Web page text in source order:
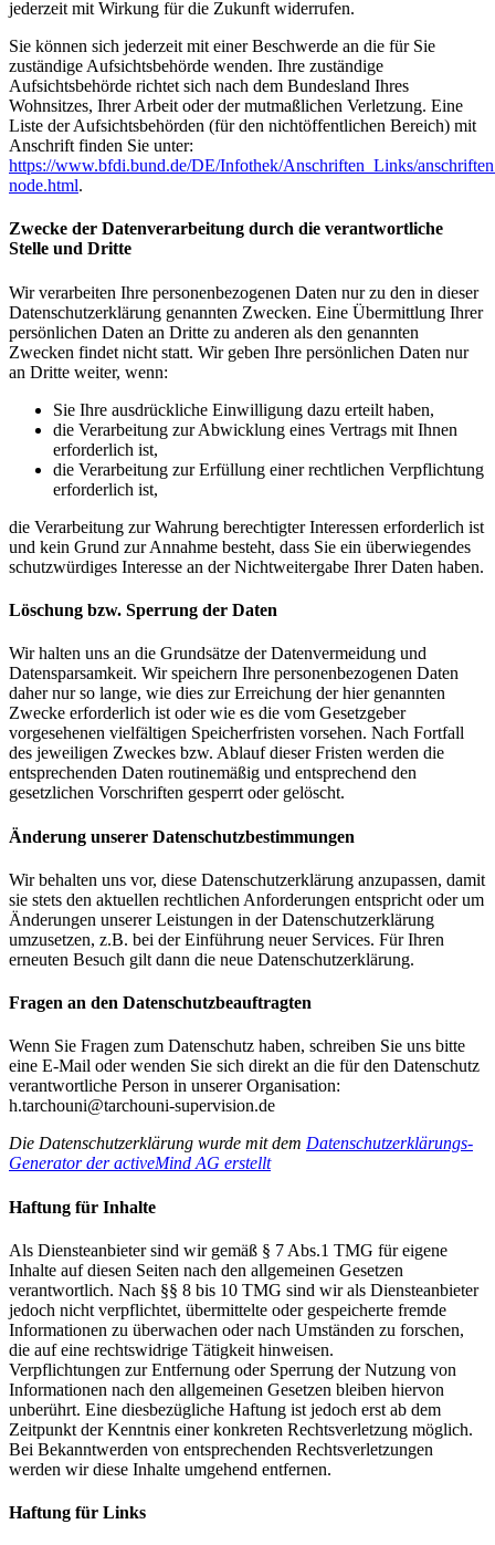
jederzeit mit Wirkung für die Zukunft widerrufen.
Sie können sich jederzeit mit einer Beschwerde an die für Sie
zuständige Aufsichtsbehörde wenden. Ihre zuständige
Aufsichtsbehörde richtet sich nach dem Bundesland Ihres
Wohnsitzes, Ihrer Arbeit oder der mutmaßlichen Verletzung. Eine
Liste der Aufsichtsbehörden (für den nichtöffentlichen Bereich) mit
Anschrift finden Sie unter:
https://www.bfdi.bund.de/DE/Infothek/Anschriften_Links/
node.html.
Zwecke der Datenverarbeitung durch die verantwortliche
Stelle und Dritte
Wir verarbeiten Ihre personenbezogenen Daten nur zu den in dieser
Datenschutzerklärung genannten Zwecken. Eine Übermittlung Ihrer
persönlichen Daten an Dritte zu anderen als den genannten
Zwecken findet nicht statt. Wir geben Ihre persönlichen Daten nur
an Dritte weiter, wenn:
Sie Ihre ausdrückliche Einwilligung dazu erteilt haben,
die Verarbeitung zur Abwicklung eines Vertrags mit Ihnen
erforderlich ist,
die Verarbeitung zur Erfüllung einer rechtlichen Verpflichtung
erforderlich ist,
die Verarbeitung zur Wahrung berechtigter Interessen erforderlich ist
und kein Grund zur Annahme besteht, dass Sie ein überwiegendes
schutzwürdiges Interesse an der Nichtweitergabe Ihrer Daten haben.
Löschung bzw. Sperrung der Daten
Wir halten uns an die Grundsätze der Datenvermeidung und
Datensparsamkeit. Wir speichern Ihre personenbezogenen Daten
daher nur so lange, wie dies zur Erreichung der hier genannten
Zwecke erforderlich ist oder wie es die vom Gesetzgeber
vorgesehenen vielfältigen Speicherfristen vorsehen. Nach Fortfall
des jeweiligen Zweckes bzw. Ablauf dieser Fristen werden die
entsprechenden Daten routinemäßig und entsprechend den
gesetzlichen Vorschriften gesperrt oder gelöscht.
Änderung unserer Datenschutzbestimmungen
Wir behalten uns vor, diese Datenschutzerklärung anzupassen, damit
sie stets den aktuellen rechtlichen Anforderungen entspricht oder um
Änderungen unserer Leistungen in der Datenschutzerklärung
umzusetzen, z.B. bei der Einführung neuer Services. Für Ihren
erneuten Besuch gilt dann die neue Datenschutzerklärung.
Fragen an den Datenschutzbeauftragten
Wenn Sie Fragen zum Datenschutz haben, schreiben Sie uns bitte
eine E-Mail oder wenden Sie sich direkt an die für den Datenschutz
verantwortliche Person in unserer Organisation:
h.tarchouni@tarchouni-supervision.de
Die Datenschutzerklärung wurde mit dem Datenschutzerklärungs-
Generator der activeMind AG erstellt
Haftung für Inhalte
Als Diensteanbieter sind wir gemäß § 7 Abs.1 TMG für eigene
Inhalte auf diesen Seiten nach den allgemeinen Gesetzen
verantwortlich. Nach §§ 8 bis 10 TMG sind wir als Diensteanbieter
jedoch nicht verpflichtet, übermittelte oder gespeicherte fremde
Informationen zu überwachen oder nach Umständen zu forschen,
die auf eine rechtswidrige Tätigkeit hinweisen.
Verpflichtungen zur Entfernung oder Sperrung der Nutzung von
Informationen nach den allgemeinen Gesetzen bleiben hiervon
unberührt. Eine diesbezügliche Haftung ist jedoch erst ab dem
Zeitpunkt der Kenntnis einer konkreten Rechtsverletzung möglich.
Bei Bekanntwerden von entsprechenden Rechtsverletzungen
werden wir diese Inhalte umgehend entfernen.
Haftung für Links